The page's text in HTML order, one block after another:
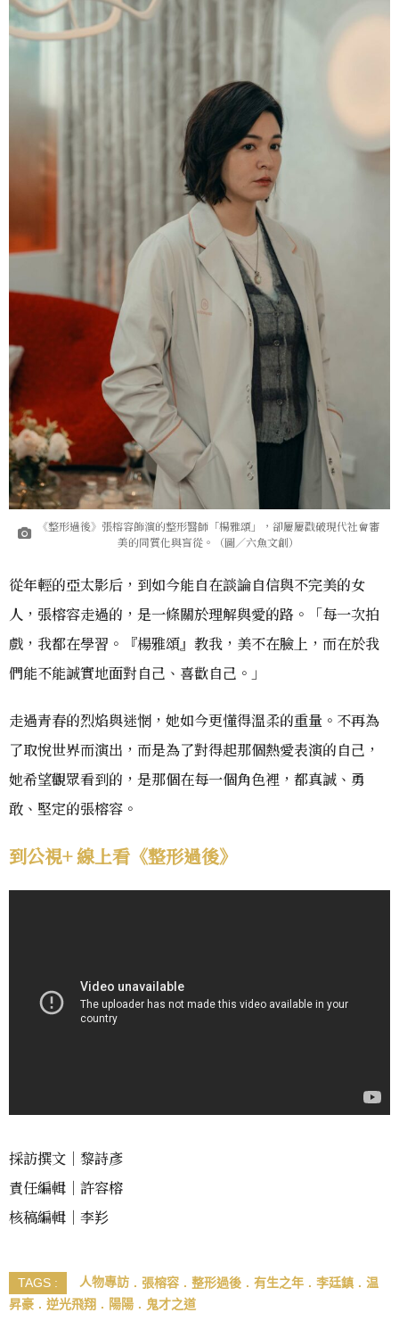
《整形過後》張榕容飾演的整形醫師「楊雅頌」，卻屢屢戳破現代社會審
美的同質化與盲從。（圖／六魚文創）
從年輕的亞太影后，到如今能自在談論自信與不完美的女
人，張榕容走過的，是一條關於理解與愛的路。「每一次拍
戲，我都在學習。『楊雅頌』教我，美不在臉上，而在於我
們能不能誠實地面對自己、喜歡自己。」
走過青春的烈焰與迷惘，她如今更懂得溫柔的重量。不再為
了取悅世界而演出，而是為了對得起那個熱愛表演的自己，
她希望觀眾看到的，是那個在每一個角色裡，都真誠、勇
敢、堅定的張榕容。
到公視+ 線上看《整形過後》
採訪撰文｜黎詩彥
責任編輯｜許容榕
核稿編輯｜李羏
TAGS : 人物專訪 張榕容 整形過後 有生之年 李廷鎮
温
昇豪
逆光飛翔 陽陽 鬼才之道